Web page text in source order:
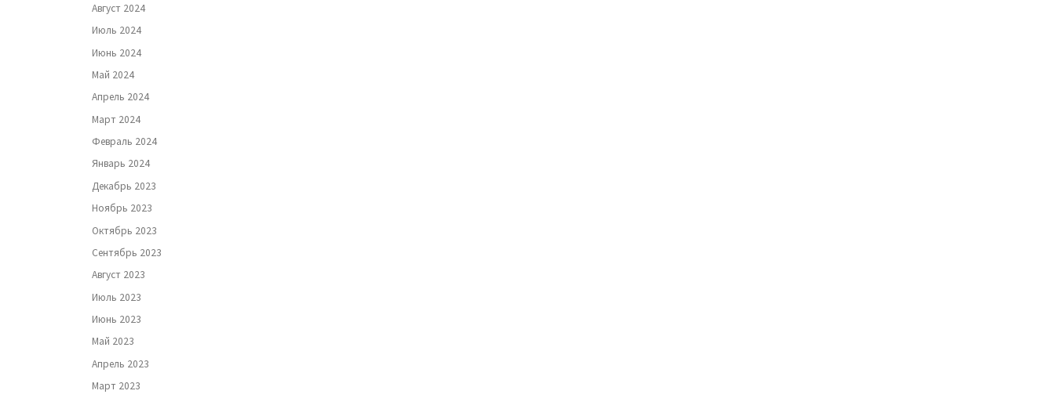
Август 2024
Июль 2024
Июнь 2024
Май 2024
Апрель 2024
Март 2024
Февраль 2024
Январь 2024
Декабрь 2023
Ноябрь 2023
Октябрь 2023
Сентябрь 2023
Август 2023
Июль 2023
Июнь 2023
Май 2023
Апрель 2023
Март 2023